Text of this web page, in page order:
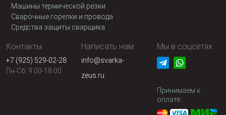
Машины термической резки
Сварочные горелки и провода
Средства защиты сварщика
Контакты:
+7 (925) 529-02-28
Пн-Сб: 9:00-18:00
Написать нам:
info@svarka-
zeus.ru
Мы в соцсетях
Принимаем к
оплате: